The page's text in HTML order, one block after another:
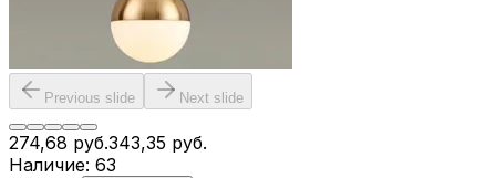
Previous slide Next slide
274,68 руб.343,35 руб.
Наличие: 63